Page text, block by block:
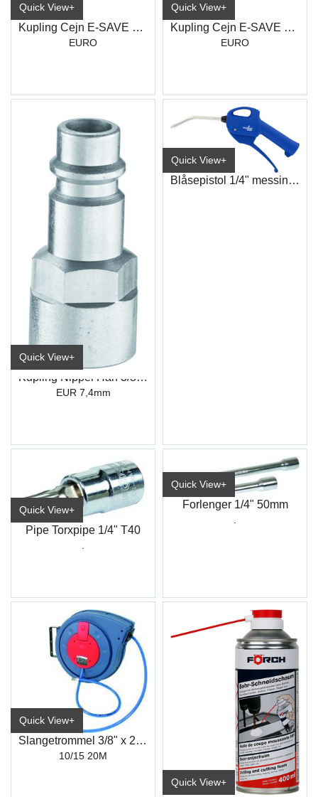
Quick View+
Kupling Cejn E-SAVE 320 3/8" innv. gjeng
EURO
Quick View+
Kupling Cejn E-SAVE 320 1/2" utv gjenger
EURO
Quick View+
Kupling Nippel Han 3/8 Innv.gjenger
EUR 7,4mm
Quick View+
Blåsepistol 1/4" messing innløp
Quick View+
Pipe Torxpipe 1/4" T40
Quick View+
Forlenger 1/4" 50mm
.
Quick View+
Slangetrommel 3/8" x 20m
10/15 20M
Quick View+